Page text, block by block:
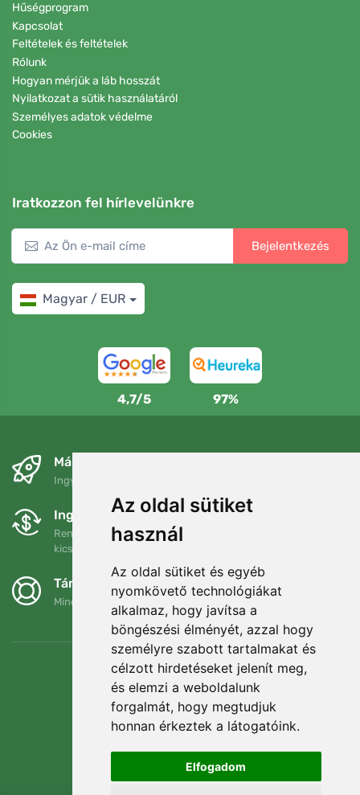
Az oldal sütiket
használ
Az oldal sütiket és egyéb
nyomkövető technológiákat
alkalmaz, hogy javítsa a
böngészési élményét, azzal hogy
személyre szabott tartalmakat és
célzott hirdetéseket jelenít meg,
és elemzi a weboldalunk
forgalmát, hogy megtudjuk
honnan érkeztek a látogatóink.
Elfogadom
Hűségprogram
Kapcsolat
Feltételek és feltételek
Rólunk
Hogyan mérjük a láb hosszát
Nyilatkozat a sütik használatáról
Személyes adatok védelme
Cookies
Iratkozzon fel hírlevelünkre
Bejelentkezés
Magyar / EUR
4,7/5 97%
Másnapra és ingyenesen
Ingyenes szállítás a következő összeg felett: 80 EUR
Ingyenes csere és visszaküldés
Rendelését 90 napon belül bármikor visszaküldheti vagy
kicserélheti.
Támogatjuk a Trees.org-ot
Minden megrendelésért ültetünk egy fát! Bővebben